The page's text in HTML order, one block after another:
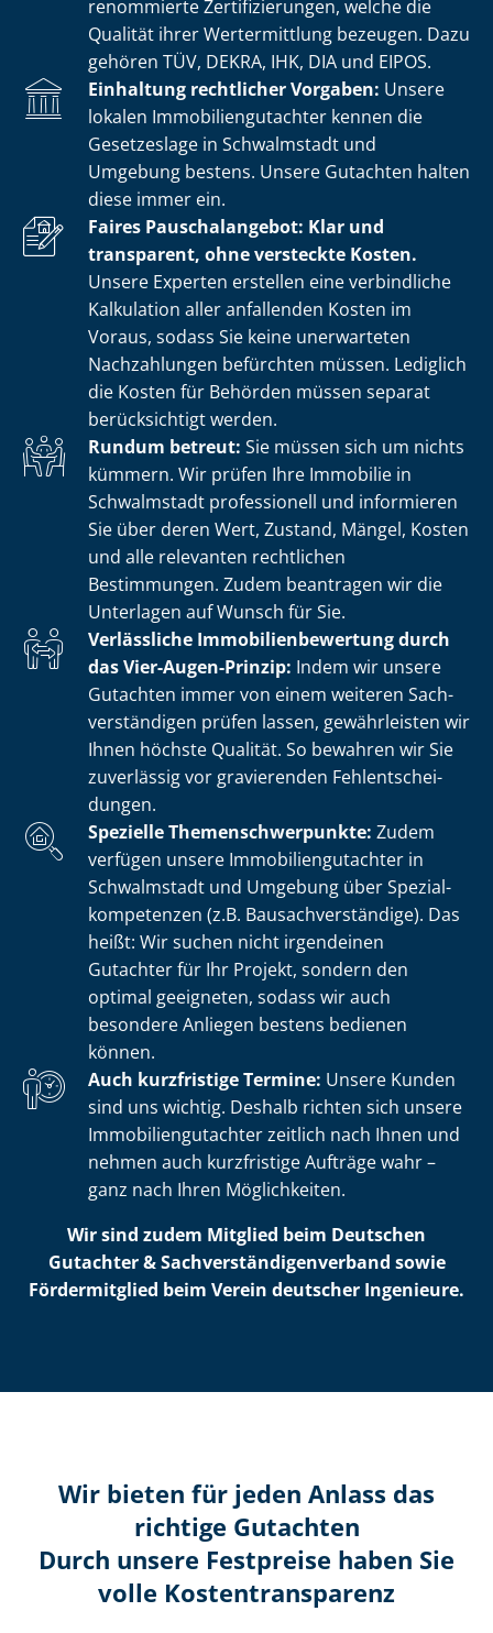
renommierte Zer­ti­fi­zie­run­gen, welche die
Qualität ihrer Wertermittlung bezeugen. Dazu
gehören TÜV, DEKRA, IHK, DIA und EIPOS.
Einhaltung rechtlicher Vorgaben: Unsere
lokalen Im­mo­bi­li­en­gut­ach­ter kennen die
Gesetzeslage in Schwalmstadt und
Umgebung bestens. Unsere Gutachten halten
diese immer ein.
Faires Pauschalangebot: Klar und
transparent, ohne versteckte Kosten.
Unsere Experten erstellen eine verbindliche
Kalkulation aller anfallenden Kosten im
Voraus, sodass Sie keine unerwarteten
Nachzahlungen befürchten müssen. Lediglich
die Kosten für Behörden müssen separat
berücksichtigt werden.
Rundum betreut: Sie müssen sich um nichts
kümmern. Wir prüfen Ihre Immobilie in
Schwalmstadt professionell und informieren
Sie über deren Wert, Zustand, Mängel, Kosten
und alle relevanten rechtlichen
Bestimmungen. Zudem beantragen wir die
Unterlagen auf Wunsch für Sie.
Verlässliche Im­mo­bi­li­en­be­wer­tung durch
das Vier-Augen-Prinzip: Indem wir unsere
Gutachten immer von einem weiteren Sach­
ver­stän­di­gen prüfen lassen, gewährleisten wir
Ihnen höchste Qualität. So bewahren wir Sie
zuverlässig vor gravierenden Fehl­ent­schei­
dun­gen.
Spezielle The­men­schwer­punk­te: Zudem
verfügen unsere Im­mo­bi­li­en­gut­ach­ter in
Schwalmstadt und Umgebung über Spe­zi­al­
kom­pe­ten­zen (z.B. Bau­sach­ver­stän­di­ge). Das
heißt: Wir suchen nicht irgendeinen
Gutachter für Ihr Projekt, sondern den
optimal geeigneten, sodass wir auch
besondere Anliegen bestens bedienen
können.
Auch kurzfristige Termine: Unsere Kunden
sind uns wichtig. Deshalb richten sich unsere
Im­mo­bi­li­en­gut­ach­ter zeitlich nach Ihnen und
nehmen auch kurzfristige Aufträge wahr –
ganz nach Ihren Möglichkeiten.
Wir sind zudem Mitglied beim Deutschen
Gutachter & Sach­ver­stän­di­gen­ver­band sowie
Fördermitglied beim Verein deutscher Ingenieure.
Wir bieten für jeden Anlass das
richtige Gutachten
Durch unsere Festpreise haben Sie
volle Kosten­transparenz